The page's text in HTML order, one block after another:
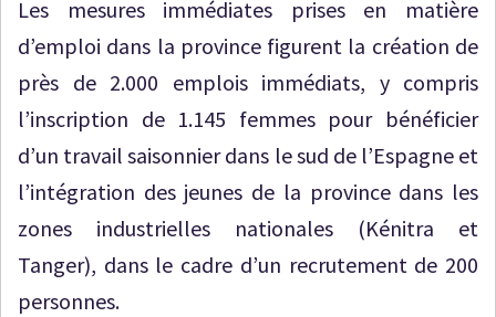
Les mesures immédiates prises en matière
d’emploi dans la province figurent la création de
près de 2.000 emplois immédiats, y compris
l’inscription de 1.145 femmes pour bénéficier
d’un travail saisonnier dans le sud de l’Espagne et
l’intégration des jeunes de la province dans les
zones industrielles nationales (Kénitra et
Tanger), dans le cadre d’un recrutement de 200
personnes.